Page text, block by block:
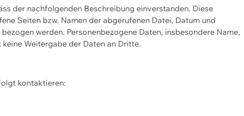
der nachfolgenden Beschreibung einverstanden. Diese
Seiten bzw. Namen der abgerufenen Datei, Datum und
werden. Personenbezogene Daten, insbesondere Name,
Weitergabe der Daten an Dritte.
kontaktieren: